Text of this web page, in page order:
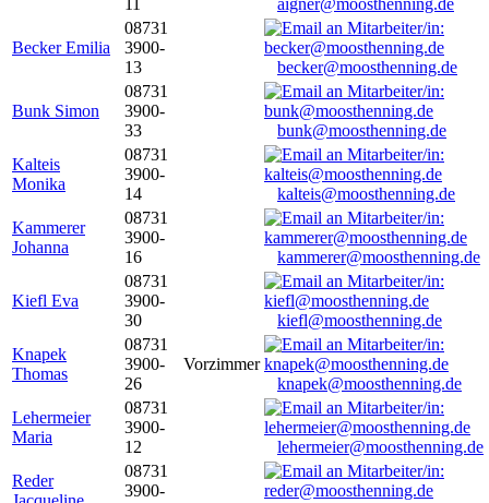
aigner@moosthenning.de
Becker Emilia
08731
3900-
13
becker@moosthenning.de
Bunk Simon
08731
3900-
33
bunk@moosthenning.de
Kalteis
Monika
08731
3900-
14
kalteis@moosthenning.de
Kammerer
Johanna
08731
3900-
16
kammerer@moosthenning.de
Kiefl Eva
08731
3900-
30
kiefl@moosthenning.de
Knapek
Thomas
08731
3900-
26
Vorzimmer
knapek@moosthenning.de
Lehermeier
Maria
08731
3900-
12
lehermeier@moosthenning.de
Reder
08731
3900-